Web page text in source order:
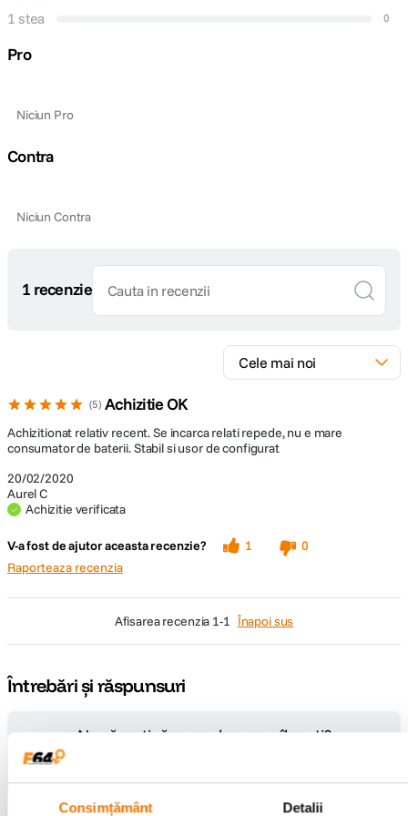
Consimțământ Detalii
DETALII PRODUCATOR
Cod producator
1 stea 0
Pro
Niciun Pro
Contra
Niciun Contra
1 recenzie
5 Achizitie OK
20/02/2020
Aurel C
Achizitie verificata
Achizitionat relativ recent. Se incarca relati repede, nu e mare
consumator de baterii. Stabil si usor de configurat
V-a fost de ajutor aceasta recenzie? 1
0
Raporteaza recenzia
afisarea recenzia 1-1 Înapoi sus
Întrebări și răspunsuri
Nu găsești răspunsul pe care îl cauți?